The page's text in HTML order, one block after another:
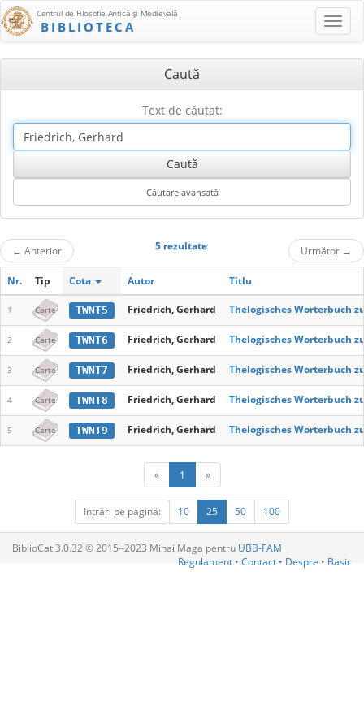
Centrul de Filosofie Antică şi Medievală
BIBLIOTECA
Caută
Text de căutat:
← Anterior 5 rezultate Următor →
Nr. Tip Cota Autor Titlu
1 Carte TWNT5 Friedrich, Gerhard Thelogisches Worterbuch
2 Carte TWNT6 Friedrich, Gerhard Thelogisches Worterbuch
3 Carte TWNT7 Friedrich, Gerhard Thelogisches Worterbuch
4 Carte TWNT8 Friedrich, Gerhard Thelogisches Worterbuch
5 Carte TWNT9 Friedrich, Gerhard Thelogisches Worterbuch
« 1 »
Intrări pe pagină: 10 25 50 100
BiblioCat 3.0.32 © 2015‒2023 Mihai Maga pentru UBB-FAM
Regulament • Contact • Despre • Basic